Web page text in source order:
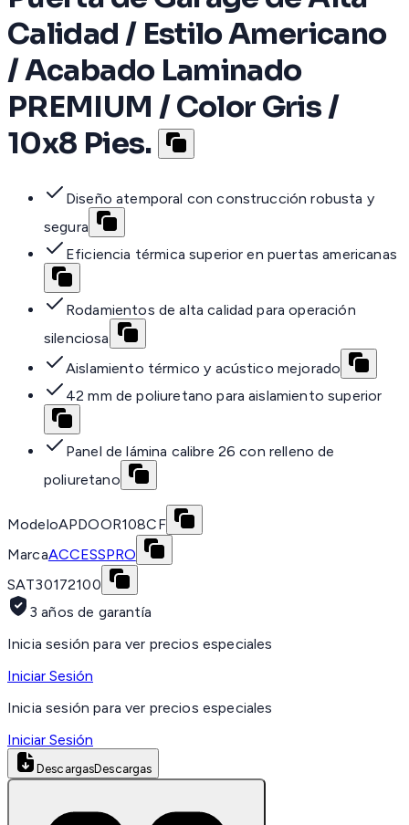
Calidad / Estilo Americano
/ Acabado Laminado
PREMIUM / Color Gris /
10x8 Pies.
Diseño atemporal con construcción robusta y
segura
Eficiencia térmica superior en puertas americanas
Rodamientos de alta calidad para operación
silenciosa
Aislamiento térmico y acústico mejorado
42 mm de poliuretano para aislamiento superior
Panel de lámina calibre 26 con relleno de
poliuretano
ModeloAPDOOR108CF
MarcaACCESSPRO
SAT30172100
3 años de garantía
Inicia sesión para ver precios especiales
Iniciar Sesión
Inicia sesión para ver precios especiales
Iniciar Sesión
DescargasDescargas